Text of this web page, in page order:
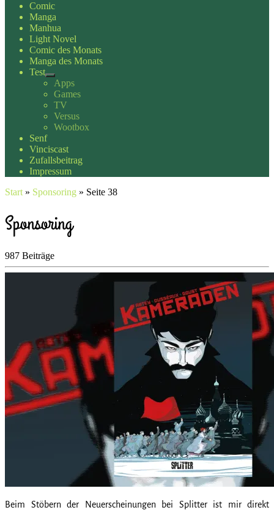
Comic
Manga
Manhua
Light Novel
Comic des Monats
Manga des Monats
Test
Apps
Games
TV
Versus
Wootbox
Senf
Vinciscast
Zufallsbeitrag
Impressum
Start » Sponsoring » Seite 38
Sponsoring
987 Beiträge
Beim Stöbern der Neuerscheinungen bei Splitter ist mir direkt